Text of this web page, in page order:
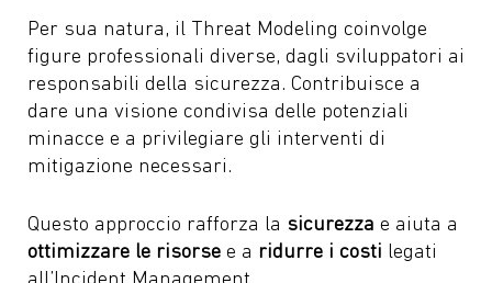
Per sua natura, il Threat Modeling coinvolge
figure professionali diverse, dagli sviluppatori ai
responsabili della sicurezza. Contribuisce a
dare una visione condivisa delle potenziali
minacce e a privilegiare gli interventi di
mitigazione necessari.
Questo approccio rafforza la sicurezza e aiuta a
ottimizzare le risorse e a ridurre i costi legati